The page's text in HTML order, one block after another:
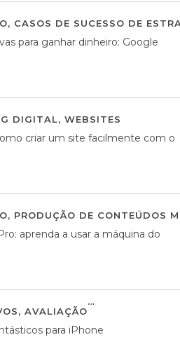
, CASOS DE SUCESSO DE
para ganhar dinheiro: Google
DIGITAL, WEBSITES
criar um site facilmente com o
, PRODUÇÃO DE CONTEÚDOS
aprenda a usar a máquina do
, AVALIAÇÃO
para iPhone